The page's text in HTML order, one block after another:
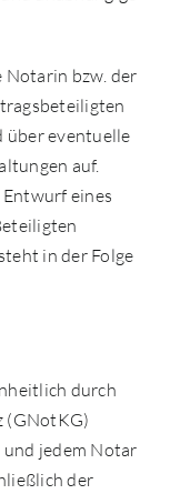
Notarin bzw. der
über eventuelle
auf.
eines
in der Folge
durch
(GNotKG)
jedem Notar
der